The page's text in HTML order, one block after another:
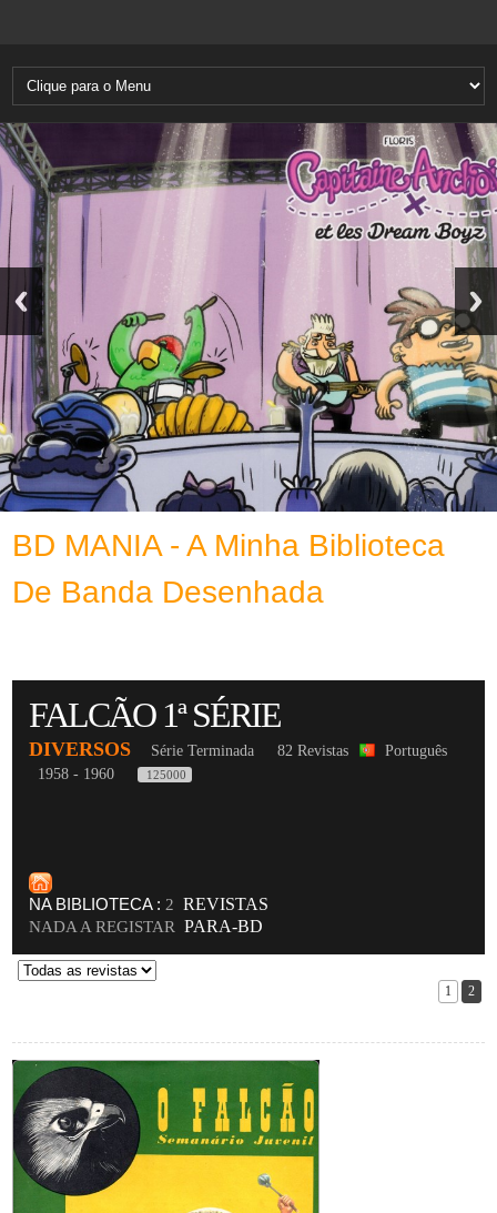
BD MANIA - A Minha Biblioteca
De Banda Desenhada
FALCÃO 1ª SÉRIE
DIVERSOS Série Terminada 82 Revistas
Português
1958 - 1960
125000
NA BIBLIOTECA : 2 REVISTAS
NADA A REGISTAR PARA-BD
1 2